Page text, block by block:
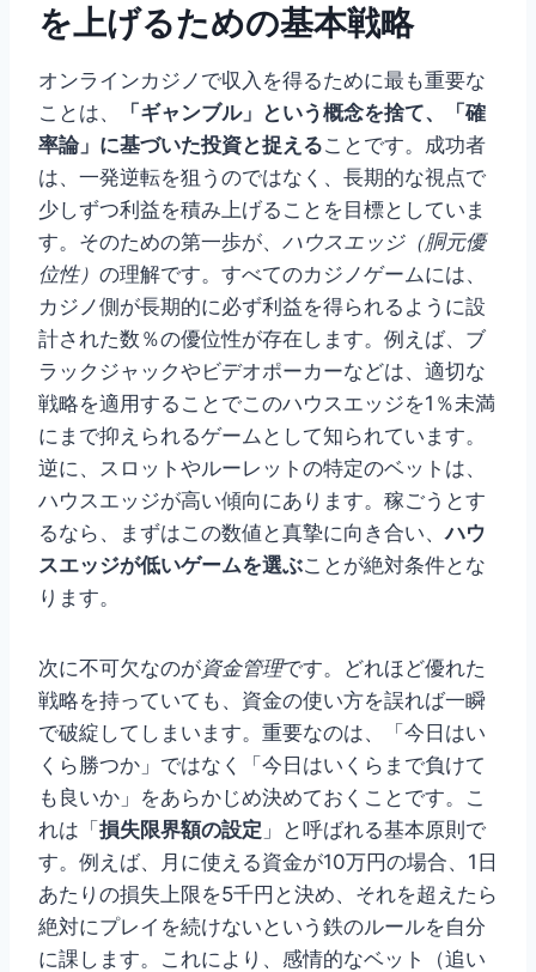
を上げるための基本戦略
オンラインカジノで収入を得るために最も重要な
ことは、
「ギャンブル」という概念を捨て、「確
率論」に基づいた投資と捉えることです。成功者
は、一発逆転を狙うのではなく、長期的な視点で
少しずつ利益を積み上げることを目標としていま
す。そのための第一歩が、 ハウスエッジ（胴元優
位性） の理解です。すべてのカジノゲームには、
カジノ側が長期的に必ず利益を得られるように設
計された数％の優位性が存在します。例えば、ブ
ラックジャックやビデオポーカーなどは、適切な
戦略を適用することでこのハウスエッジを1％未満
にまで抑えられるゲームとして知られています。
逆に、スロットやルーレットの特定のベットは、
ハウスエッジが高い傾向にあります。稼ごうとす
るなら、まずはこの数値と真摯に向き合い、ハウ
スエッジが低いゲームを選ぶことが絶対条件とな
ります。
次に不可欠なのが資金管理です。どれほど優れた
戦略を持っていても、資金の使い方を誤れば一瞬
で破綻してしまいます。重要なのは、「今日はい
くら勝つか」ではなく「今日はいくらまで負けて
も良いか」をあらかじめ決めておくことです。こ
れは「損失限界額の設定 」と呼ばれる基本原則で
す。例えば、月に使える資金が10万円の場合、1日
あたりの損失上限を5千円と決め、それを超えたら
絶対にプレイを続けないという鉄のルールを自分
に課します。これにより、感情的なベット（追い